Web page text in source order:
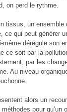
on perd le rythme.
tissus, un
ce qui peut générer
même dérégule son
ce soit par la
par les
Au niveau
alors un
pour